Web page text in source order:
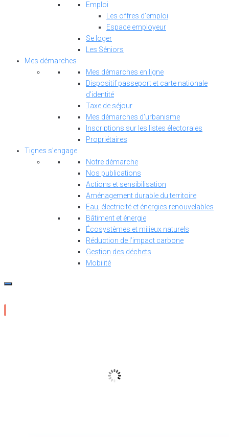
Emploi
Les offres d’emploi
Espace employeur
Se loger
Les Séniors
Mes démarches
Mes démarches en ligne
Dispositif passeport et carte nationale
d’identité
Taxe de séjour
Mes démarches d'urbanisme
Inscriptions sur les listes électorales
Propriétaires
Tignes s’engage
Notre démarche
Nos publications
Actions et sensibilisation
Aménagement durable du territoire
Eau, électricité et énergies renouvelables
Bâtiment et énergie
Écosystèmes et milieux naturels
Réduction de l’impact carbone
Gestion des déchets
Mobilité